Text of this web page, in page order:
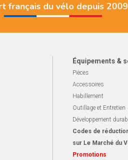
français du vélo depuis 2009
Équipements &
Pièces
Accessoires
Habillement
Outillage et Entretien
Développement
Codes de
sur Le Marché du
Promotions